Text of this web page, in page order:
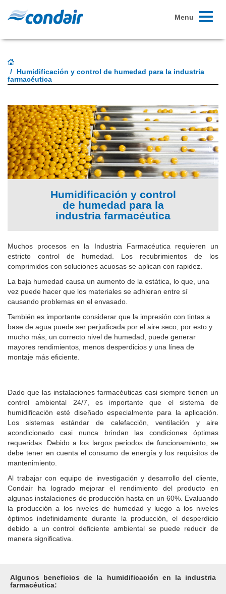
Toggle
Menu
Humidificación y control de humedad para la industria
farmacéutica
Humidificación y control
de humedad para la
industria farmacéutica
Muchos procesos en la Industria Farmacéutica requieren un
estricto control de humedad. Los recubrimientos de los
comprimidos con soluciones acuosas se aplican con rapidez.
La baja humedad causa un aumento de la estática, lo que, una
vez puede hacer que los materiales se adhieran entre sí
causando problemas en el envasado.
También es importante considerar que la impresión con tintas a
base de agua puede ser perjudicada por el aire seco; por esto y
mucho más, un correcto nivel de humedad, puede generar
mayores rendimientos, menos desperdicios y una línea de
montaje más eficiente.
Dado que las instalaciones farmacéuticas casi siempre tienen un
control ambiental 24/7, es importante que el sistema de
humidificación esté diseñado especialmente para la aplicación.
Los sistemas estándar de calefacción, ventilación y aire
acondicionado casi nunca brindan las condiciones óptimas
requeridas. Debido a los largos periodos de funcionamiento, se
debe tener en cuenta el consumo de energía y los requisitos de
mantenimiento.
Al trabajar con equipo de investigación y desarrollo del cliente,
Condair ha logrado mejorar el rendimiento del producto en
algunas instalaciones de producción hasta en un 60%. Evaluando
la producción a los niveles de humedad y luego a los niveles
óptimos indefinidamente durante la producción, el desperdicio
debido a un control deficiente ambiental se puede reducir de
manera significativa.
Algunos beneficios de la humidificación en la industria
farmacéutica: